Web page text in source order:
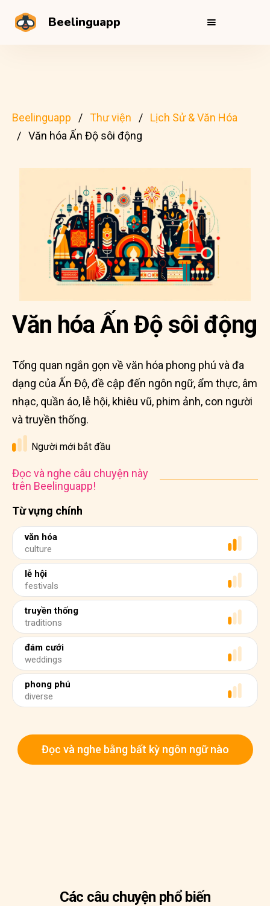
Beelinguapp
Beelinguapp Thư viện
Lịch Sử & Văn Hóa
Văn hóa Ấn Độ sôi động
Từ vựng chính
văn hóa
culture
lễ hội
festivals
truyền thống
traditions
đám cưới
weddings
phong phú
diverse
Văn hóa Ấn Độ sôi động
Tổng quan ngắn gọn về văn hóa phong phú và đa
dạng của Ấn Độ, đề cập đến ngôn ngữ, ẩm thực, âm
nhạc, quần áo, lễ hội, khiêu vũ, phim ảnh, con người
và truyền thống.
Người mới bắt đầu
Đọc và nghe câu chuyện này
trên Beelinguapp!
Đọc và nghe bằng bất kỳ ngôn ngữ nào
Các câu chuyện phổ biến